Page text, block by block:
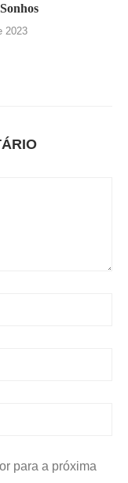
2023
para a próxima